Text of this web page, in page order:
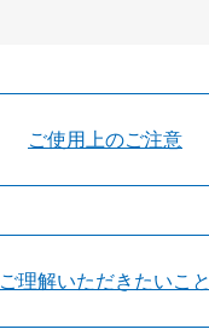
ご使用上のご注意
ご理解いただきたいこと